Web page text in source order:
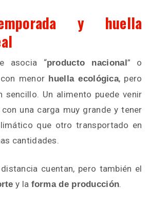
y huella
asocia “producto nacional” o
menor huella ecológica, pero
sencillo. Un alimento puede venir
una carga muy grande y tener
que otro transportado en
cantidades.
cuentan, pero también el
y la forma de producción.